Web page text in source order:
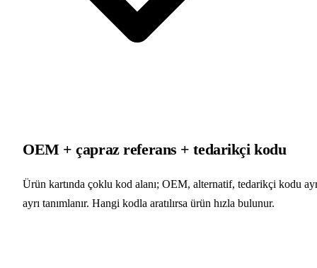
OEM + çapraz referans + tedarikçi kodu
Ürün kartında çoklu kod alanı; OEM, alternatif, tedarikçi kodu
ayrı tanımlanır. Hangi kodla aratılırsa ürün hızla bulunur.